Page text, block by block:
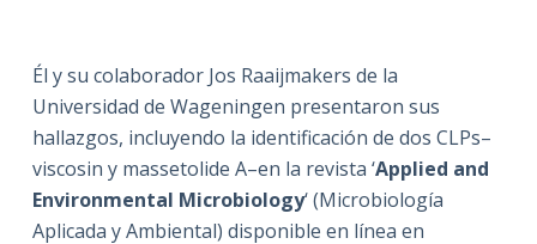
Él y su colaborador Jos Raaijmakers de la
Universidad de Wageningen presentaron sus
hallazgos, incluyendo la identificación de dos CLPs–
viscosin y massetolide A–en la revista ‘Applied and
Environmental Microbiology‘ (Microbiología
Aplicada y Ambiental) disponible en línea en